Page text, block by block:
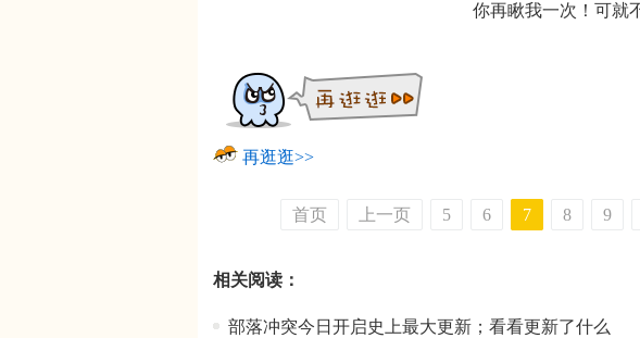
你再瞅我一次！可就
再逛逛>>
首页 上一页 5 6 7 8 9
相关阅读：
部落冲突今日开启史上最大更新；看看更新了什么